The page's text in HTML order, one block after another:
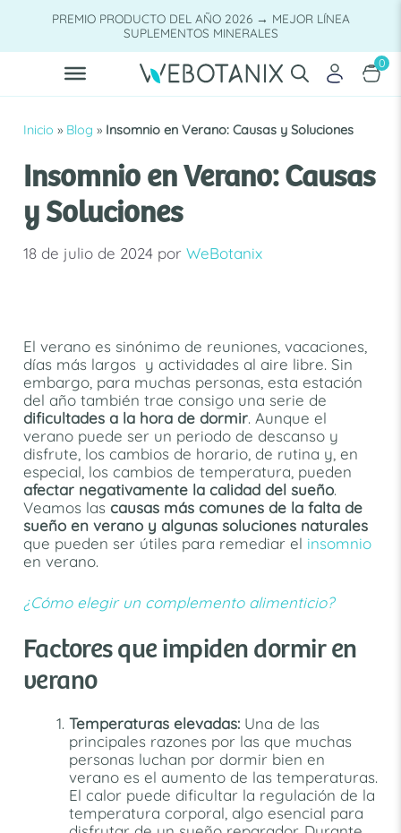
PREMIO PRODUCTO DEL AÑO 2026 → MEJOR LÍNEA
SUPLEMENTOS MINERALES
0
Inicio » Blog » Insomnio en Verano: Causas y Soluciones
Insomnio en Verano: Causas
y Soluciones
18 de julio de 2024 por WeBotanix
El verano es sinónimo de reuniones, vacaciones,
días más largos y actividades al aire libre. Sin
embargo, para muchas personas, esta estación
del año también trae consigo una serie de
dificultades a la hora de dormir. Aunque el
verano puede ser un periodo de descanso y
disfrute, los cambios de horario, de rutina y, en
especial, los cambios de temperatura, pueden
afectar negativamente la calidad del sueño.
Veamos las causas más comunes de la falta de
sueño en verano y algunas soluciones naturales
que pueden ser útiles para remediar el insomnio
en verano.
¿Cómo elegir un complemento alimenticio?
Factores que impiden dormir en
verano
Temperaturas elevadas:Una de las
principales razones por las que muchas
personas luchan por dormir bien en
verano es el aumento de las temperaturas.
El calor puede dificultar la regulación de la
temperatura corporal, algo esencial para